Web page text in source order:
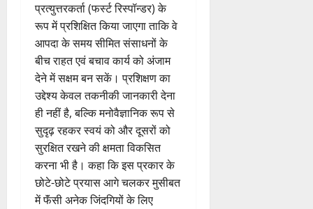
प्रत्युत्तरकर्ता (फर्स्ट रिस्पॉन्डर) के
रूप में प्रशिक्षित किया जाएगा ताकि वे
आपदा के समय सीमित संसाधनों के
बीच राहत एवं बचाव कार्य को अंजाम
देने में सक्षम बन सकें। प्रशिक्षण का
उद्देश्य केवल तकनीकी जानकारी देना
ही नहीं है, बल्कि मनोवैज्ञानिक रूप से
सुदृढ़ रहकर स्वयं को और दूसरों को
सुरक्षित रखने की क्षमता विकसित
करना भी है। कहा कि इस प्रकार के
छोटे-छोटे प्रयास आगे चलकर मुसीबत
में फॅंसी अनेक जिंदगियों के लिए